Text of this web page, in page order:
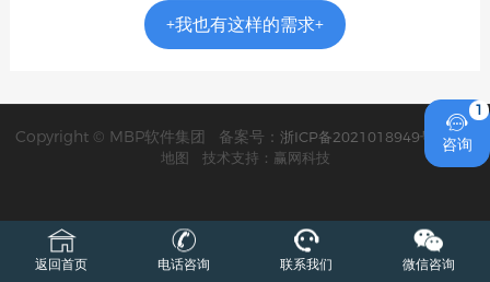
+我也有这样的需求+
Copyright © MBP软件集团 备案号： 浙ICP备2021018949号
网站
地图
技术支持：赢网科技
1

咨询
返回首页 电话咨询 联系我们 微信咨询